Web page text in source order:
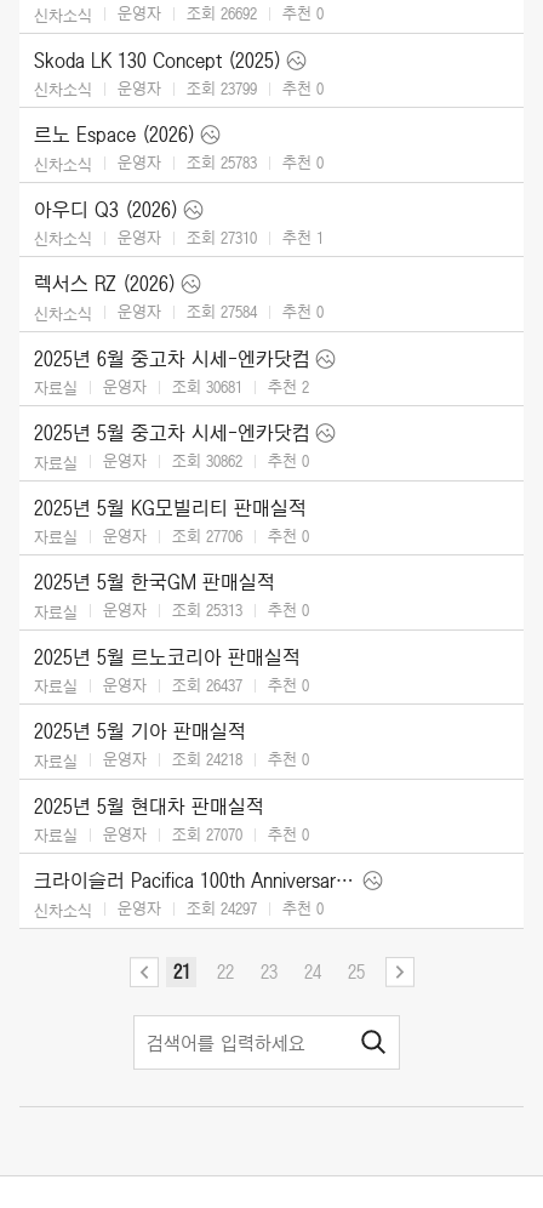
신차소식 운영자 조회 26692 추천 0
Skoda LK 130 Concept (2025)
신차소식 운영자 조회 23799 추천 0
르노 Espace (2026)
신차소식 운영자 조회 25783 추천 0
아우디 Q3 (2026)
신차소식 운영자 조회 27310 추천 1
렉서스 RZ (2026)
신차소식 운영자 조회 27584 추천 0
2025년 6월 중고차 시세-엔카닷컴
자료실 운영자 조회 30681 추천 2
2025년 5월 중고차 시세-엔카닷컴
자료실 운영자 조회 30862 추천 0
2025년 5월 KG모빌리티 판매실적
자료실 운영자 조회 27706 추천 0
2025년 5월 한국GM 판매실적
자료실 운영자 조회 25313 추천 0
2025년 5월 르노코리아 판매실적
자료실 운영자 조회 26437 추천 0
2025년 5월 기아 판매실적
자료실 운영자 조회 24218 추천 0
2025년 5월 현대차 판매실적
자료실 운영자 조회 27070 추천 0
크라이슬러 Pacifica 100th Anniversary Edition (2026)
신차소식 운영자 조회 24297 추천 0
21 22 23 24 25